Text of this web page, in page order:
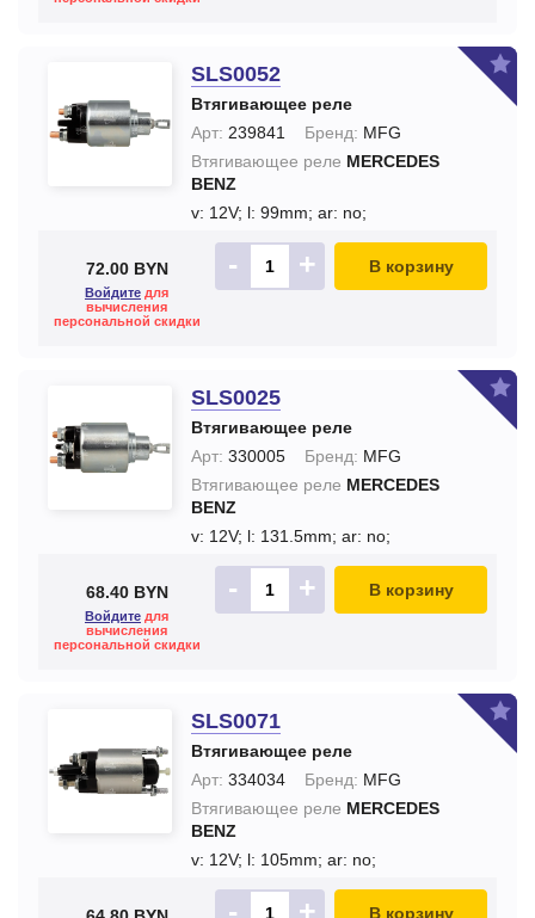
SLS0052
Втягивающее реле
Арт: 239841 Бренд: MFG
Втягивающее реле MERCEDES
BENZ
v: 12V; l: 99mm; ar: no;
72.00 BYN
Войдите для
вычисления
персональной скидки
- + В корзину
SLS0025
Втягивающее реле
Арт: 330005 Бренд: MFG
Втягивающее реле MERCEDES
BENZ
v: 12V; l: 131.5mm; ar: no;
68.40 BYN
Войдите для
вычисления
персональной скидки
- + В корзину
SLS0071
Втягивающее реле
Арт: 334034 Бренд: MFG
Втягивающее реле MERCEDES
BENZ
v: 12V; l: 105mm; ar: no;
- + В корзину